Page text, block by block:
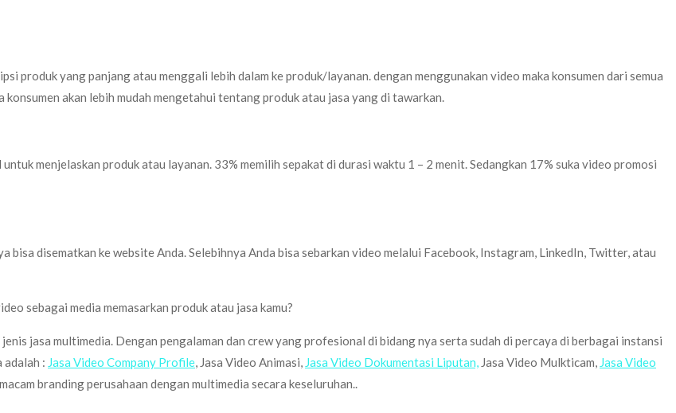
produk yang panjang atau menggali lebih dalam ke produk/layanan. dengan menggunakan video maka konsumen dari semua
akan lebih mudah mengetahui tentang produk atau jasa yang di tawarkan.
menjelaskan produk atau layanan. 33% memilih sepakat di durasi waktu 1 – 2 menit. Sedangkan 17% suka video promosi
bisa disematkan ke website Anda. Selebihnya Anda bisa sebarkan video melalui Facebook, Instagram, LinkedIn, Twitter, atau
sebagai media memasarkan produk atau jasa kamu?
jasa multimedia. Dengan pengalaman dan crew yang profesional di bidang nya serta sudah di percaya di berbagai instansi
adalah : Jasa Video Company Profile, Jasa Video Animasi, Jasa Video Dokumentasi Liputan, Jasa Video Mulkticam, Jasa Video
branding perusahaan dengan multimedia secara keseluruhan..